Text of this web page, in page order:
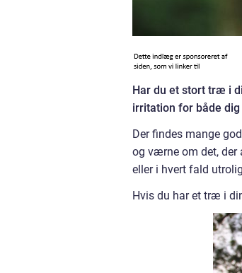
Har du et stort træ i
irritation for både
Der findes mange
og værne om det, der
eller i hvert fald
Hvis du har et træ i